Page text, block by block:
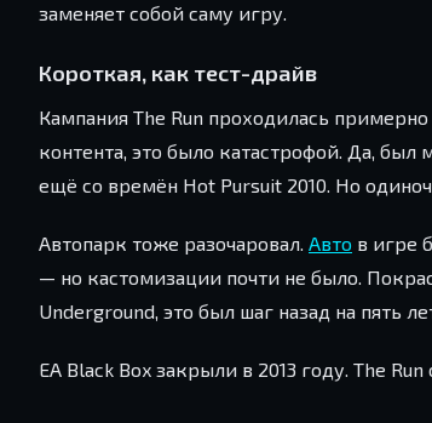
заменяет собой саму игру.
Короткая, как тест-драйв
Кампания The Run проходилась примерно
контента, это было катастрофой. Да,
ещё со времён Hot Pursuit 2010. Но
Автопарк тоже разочаровал. Авто в игре
— но кастомизации почти не было.
Underground, это был шаг назад на пять
EA Black Box закрыли в 2013 году. The